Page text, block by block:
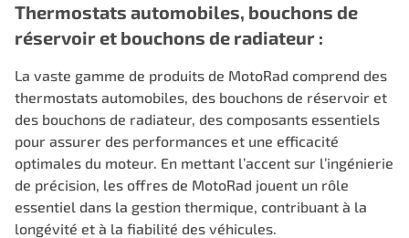
Thermostats automobiles, bouchons de
réservoir et bouchons de radiateur :
La vaste gamme de produits de MotoRad comprend des
thermostats automobiles, des bouchons de réservoir et
des bouchons de radiateur, des composants essentiels
pour assurer des performances et une efficacité
optimales du moteur. En mettant l’accent sur l’ingénierie
de précision, les offres de MotoRad jouent un rôle
essentiel dans la gestion thermique, contribuant à la
longévité et à la fiabilité des véhicules.